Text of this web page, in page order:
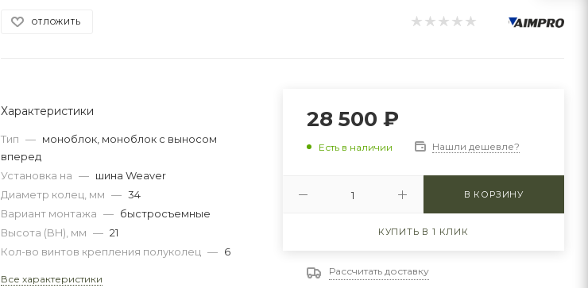
ОТЛОЖИТЬ
Характеристики
Тип — моноблок, моноблок с выносом
вперед
Установка на — шина Weaver
Диаметр колец, мм — 34
Вариант монтажа — быстросъемные
Высота (BH), мм — 21
Кол-во винтов крепления полуколец — 6
Все характеристики
28 500 ₽
Есть в наличии Нашли дешевле?
В КОРЗИНУ
КУПИТЬ В 1 КЛИК
Рассчитать доставку